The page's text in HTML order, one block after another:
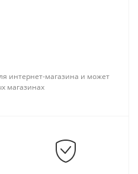
интернет-магазина и может
магазинах